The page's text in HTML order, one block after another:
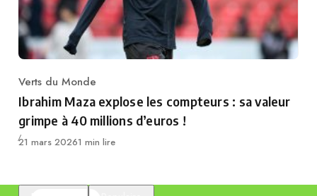
Category
Verts du Monde
Ibrahim Maza explose les compteurs : sa valeur
grimpe à 40 millions d’euros !
Publié
21 mars 20261 min lire